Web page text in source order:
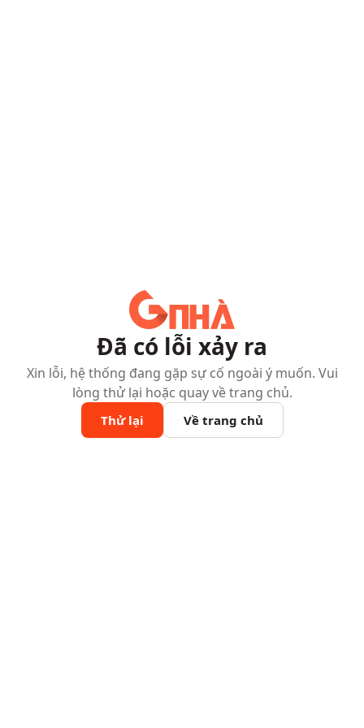
Đã có lỗi xảy ra
Xin lỗi, hệ thống đang gặp sự cố ngoài ý muốn. Vui
lòng thử lại hoặc quay về trang chủ.
Thử lại Về trang chủ